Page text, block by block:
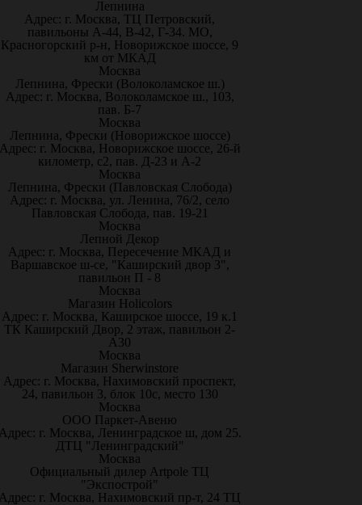
Лепнина
Адрес: г. Москва, ТЦ Петровский,
павильоны А-44, В-42, Г-34. МО,
Красногорский р-н, Новорижское шоссе, 9
км от МКАД
Москва
Лепнина, Фрески (Волоколамское ш.)
Адрес: г. Москва, Волоколамское ш., 103,
пав. Б-7
Москва
Лепнина, Фрески (Новорижское шоссе)
г. Москва, Новорижское шоссе, 26-й
километр, с2, пав. Д-23 и А-2
Москва
Лепнина, Фрески (Павловская Слобода)
Адрес: г. Москва, ул. Ленина, 76/2, село
Павловская Слобода, пав. 19-21
Москва
Лепной Декор
Адрес: г. Москва, Пересечение МКАД и
Варшавское ш-се, "Каширский двор 3",
павильон П - 8
Москва
Магазин Holicolors
Адрес: г. Москва, Каширское шоссе, 19 к.1
ТК Каширский Двор, 2 этаж, павильон 2-
А30
Москва
Магазин Sherwinstore
Адрес: г. Москва, Нахимовский проспект,
24, павильон 3, блок 10с, место 130
Москва
ООО Паркет-Авeню
г. Москва, Ленинградское ш, дом 25.
ДТЦ "Ленинградский"
Москва
Официальный дилер Artpole ТЦ
"Экспострой"
г. Москва, Нахимовский пр-т, 24 ТЦ